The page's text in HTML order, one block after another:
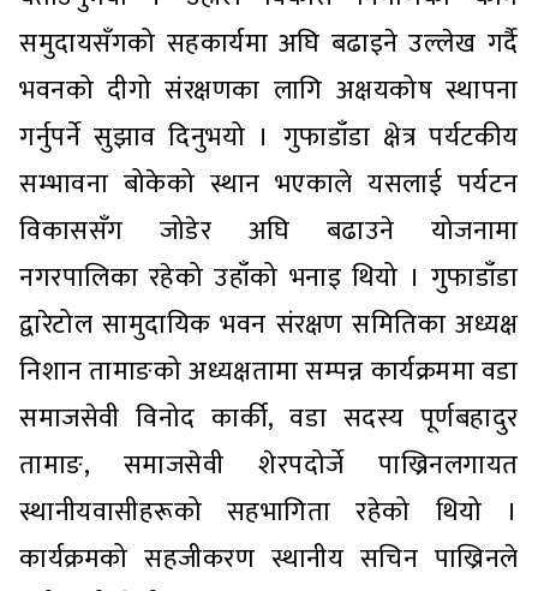
समुदायसँगको सहकार्यमा अघि बढाइने उल्लेख गर्दै
भवनको दीगो संरक्षणका लागि अक्षयकोष स्थापना
गर्नुपर्ने सुझाव दिनुभयो । गुफाडाँडा क्षेत्र पर्यटकीय
सम्भावना बोकेको स्थान भएकाले यसलाई पर्यटन
विकाससँग जोडेर अघि बढाउने योजनामा
नगरपालिका रहेको उहाँको भनाइ थियो । गुफाडाँडा
द्वारेटोल सामुदायिक भवन संरक्षण समितिका अध्यक्ष
निशान तामाङको अध्यक्षतामा सम्पन्न कार्यक्रममा वडा
समाजसेवी विनोद कार्की, वडा सदस्य पूर्णबहादुर
तामाङ, समाजसेवी शेरपदोर्जे पाख्रिनलगायत
स्थानीयवासीहरूको सहभागिता रहेको थियो ।
कार्यक्रमको सहजीकरण स्थानीय सचिन पाख्रिनले